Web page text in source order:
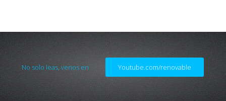
No solo leas, venos en Youtube.com/renovable